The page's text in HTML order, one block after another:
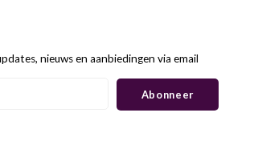
nieuws en aanbiedingen via email
Abonneer